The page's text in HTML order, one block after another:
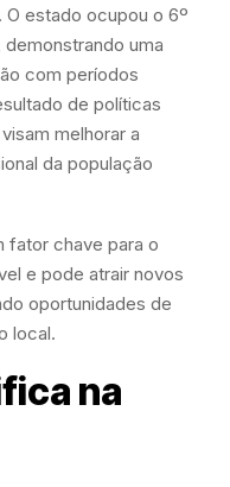
O estado ocupou o 6º
uma
com períodos
de políticas
melhorar a
da população
fator chave para o
e pode atrair novos
oportunidades de
local.
na